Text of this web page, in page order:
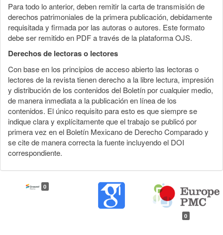
Para todo lo anterior, deben remitir la carta de transmisión de
derechos patrimoniales de la primera publicación, debidamente
requisitada y firmada por las autoras o autores. Este formato
debe ser remitido en PDF a través de la plataforma OJS.
Derechos de lectoras o lectores
Con base en los principios de acceso abierto las lectoras o
lectores de la revista tienen derecho a la libre lectura, impresión
y distribución de los contenidos del Boletín por cualquier medio,
de manera inmediata a la publicación en línea de los
contenidos. El único requisito para esto es que siempre se
indique clara y explícitamente que el trabajo se publicó por
primera vez en el Boletín Mexicano de Derecho Comparado y
se cite de manera correcta la fuente incluyendo el DOI
correspondiente.
0
0